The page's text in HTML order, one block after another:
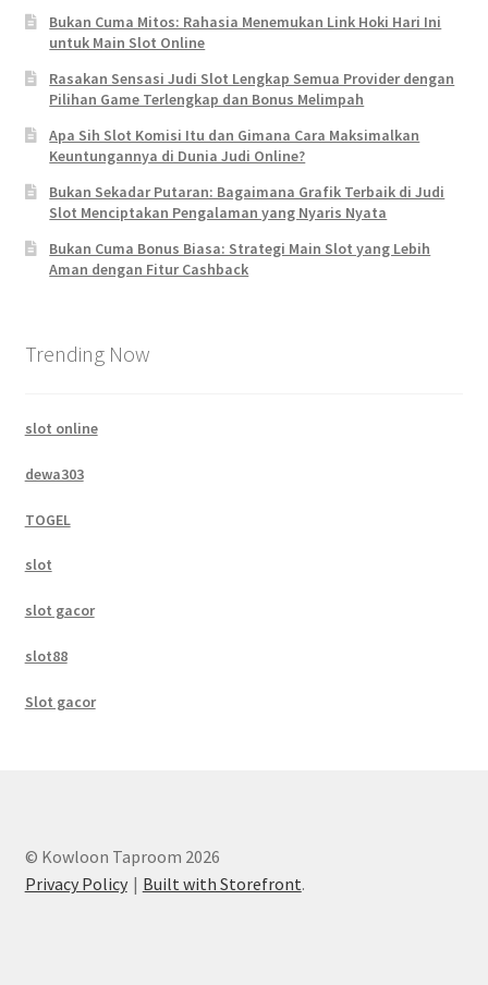
Bukan Cuma Mitos: Rahasia Menemukan Link Hoki Hari Ini
untuk Main Slot Online
Rasakan Sensasi Judi Slot Lengkap Semua Provider dengan
Pilihan Game Terlengkap dan Bonus Melimpah
Apa Sih Slot Komisi Itu dan Gimana Cara Maksimalkan
Keuntungannya di Dunia Judi Online?
Bukan Sekadar Putaran: Bagaimana Grafik Terbaik di Judi
Slot Menciptakan Pengalaman yang Nyaris Nyata
Bukan Cuma Bonus Biasa: Strategi Main Slot yang Lebih
Aman dengan Fitur Cashback
Trending Now
slot online
dewa303
TOGEL
slot
slot gacor
slot88
Slot gacor
© Kowloon Taproom 2026
Privacy Policy
Built with Storefront.